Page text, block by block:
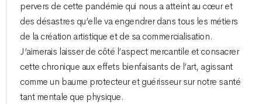
pervers de cette pandémie qui nous a atteint au cœur et
des désastres qu’elle va engendrer dans tous les métiers
de la création artistique et de sa commercialisation.
J’aimerais laisser de côté l’aspect mercantile et consacrer
cette chronique aux effets bienfaisants de l’art, agissant
comme un baume protecteur et guérisseur sur notre santé
tant mentale que physique.